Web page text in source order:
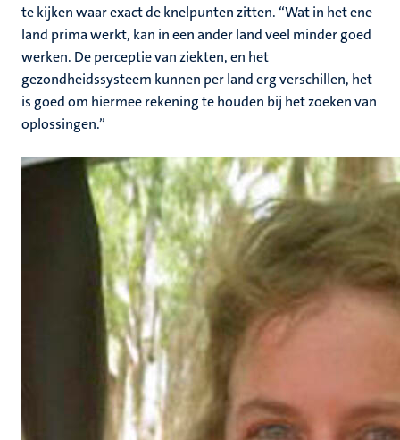
te kijken waar exact de knelpunten zitten. “Wat in het ene
land prima werkt, kan in een ander land veel minder goed
werken. De perceptie van ziekten, en het
gezondheidssysteem kunnen per land erg verschillen, het
is goed om hiermee rekening te houden bij het zoeken van
oplossingen.”